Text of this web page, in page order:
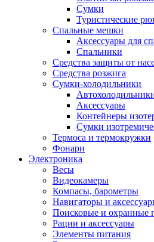
Сумки
Туристические
Спальные мешки
Аксессуары для
Спальники
Средства защиты от
Средства розжига
Сумки-холодильники
Аксессуары
Контейнеры
Сумки
Термоса и термокружки
Фонари
Электроника
Весы
Видеокамеры
Компасы, барометры
Навигаторы и
Поисковые и охранные
Рации и аксессуары
Элементы питания